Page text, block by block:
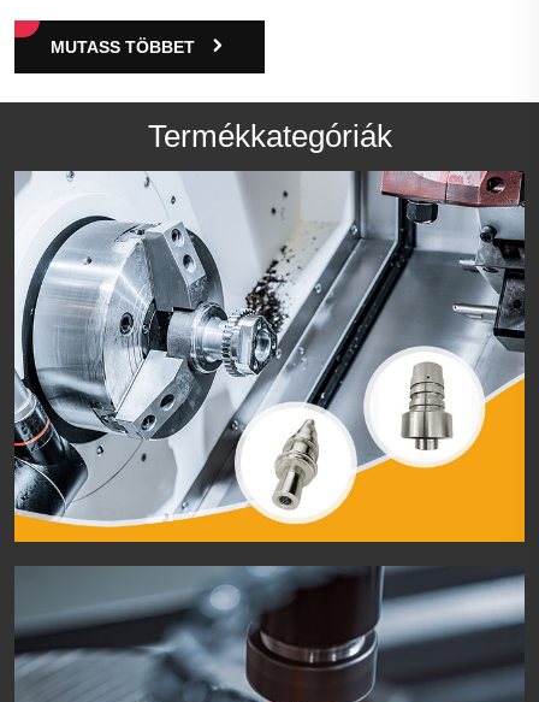
MUTASS TÖBBET
Termékkategóriák